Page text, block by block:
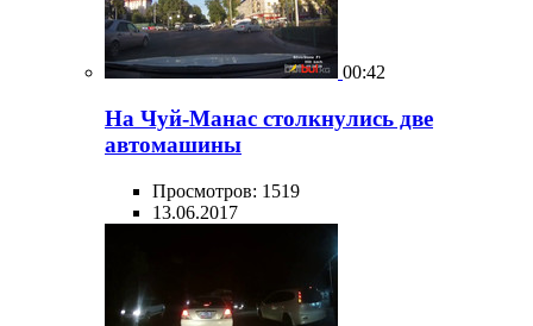
00:42
На Чуй-Манас столкнулись две
автомашины
Просмотров: 1519
13.06.2017